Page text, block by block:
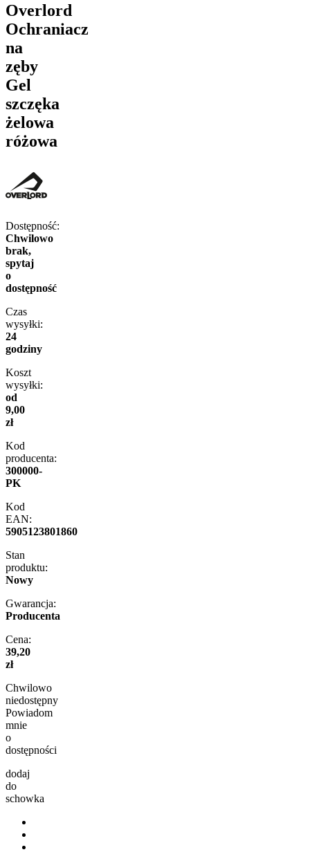
Overlord
Ochraniacz
na
zęby
Gel
szczęka
żelowa
różowa
Dostępność:
Chwilowo
brak,
spytaj
o
dostępność
Czas
wysyłki:
24
godziny
Koszt
wysyłki:
od
9,00
zł
Kod
producenta:
300000-
PK
Kod
EAN:
5905123801860
Stan
produktu:
Nowy
Gwarancja:
Producenta
Cena:
39,20
zł
Chwilowo
niedostępny
Powiadom
mnie
o
dostępności
dodaj
do
schowka